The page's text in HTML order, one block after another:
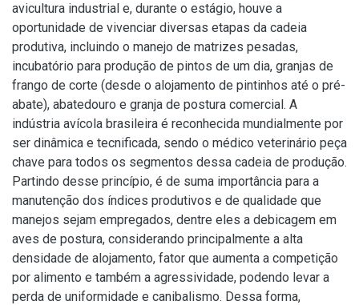
avicultura industrial e, durante o estágio, houve a
oportunidade de vivenciar diversas etapas da cadeia
produtiva, incluindo o manejo de matrizes pesadas,
incubatório para produção de pintos de um dia, granjas de
frango de corte (desde o alojamento de pintinhos até o pré-
abate), abatedouro e granja de postura comercial. A
indústria avícola brasileira é reconhecida mundialmente por
ser dinâmica e tecnificada, sendo o médico veterinário peça
chave para todos os segmentos dessa cadeia de produção.
Partindo desse princípio, é de suma importância para a
manutenção dos índices produtivos e de qualidade que
manejos sejam empregados, dentre eles a debicagem em
aves de postura, considerando principalmente a alta
densidade de alojamento, fator que aumenta a competição
por alimento e também a agressividade, podendo levar a
perda de uniformidade e canibalismo. Dessa forma,